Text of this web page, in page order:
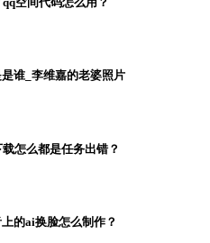
谁_李维嘉的老婆照片
怎么都是任务出错？
的ai换脸怎么制作？